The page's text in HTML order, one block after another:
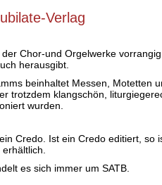
Verlag
Chor-und Orgelwerke
herausgibt.
beinhaltet Messen, Motetten
trotzdem klangschön,
wurden.
Credo. Ist ein Credo editiert, so
es sich immer um SATB.